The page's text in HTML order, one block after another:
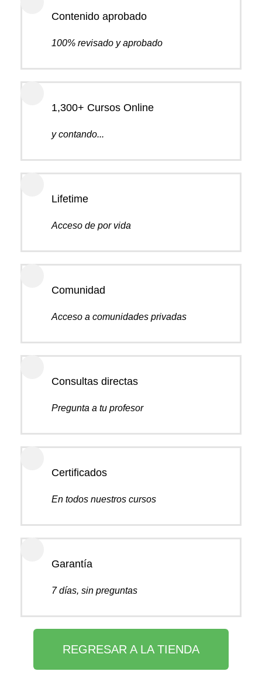
Contenido aprobado
100% revisado y aprobado
1,300+ Cursos Online
y contando...
Lifetime
Acceso de por vida
Comunidad
Acceso a comunidades privadas
Consultas directas
Pregunta a tu profesor
Certificados
En todos nuestros cursos
Garantía
7 días, sin preguntas
REGRESAR A LA TIENDA